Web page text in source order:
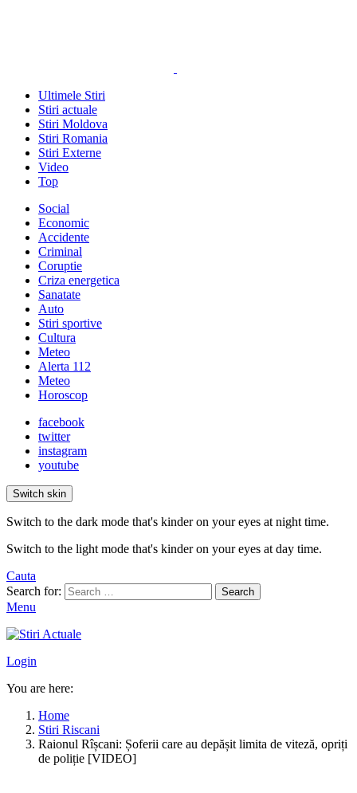
Ultimele Stiri
Stiri actuale
Stiri Moldova
Stiri Romania
Stiri Externe
Video
Top
Social
Economic
Accidente
Criminal
Coruptie
Criza energetica
Sanatate
Auto
Stiri sportive
Cultura
Meteo
Alerta 112
Meteo
Horoscop
facebook
twitter
instagram
youtube
Switch skin
Switch to the dark mode that's kinder on your eyes at night time.
Switch to the light mode that's kinder on your eyes at day time.
Cauta
Search for:
Search
Menu
Login
You are here:
Home
Stiri Riscani
Raionul Rîșcani: Șoferii care au depășit limita de viteză, opriți
de poliție [VIDEO]